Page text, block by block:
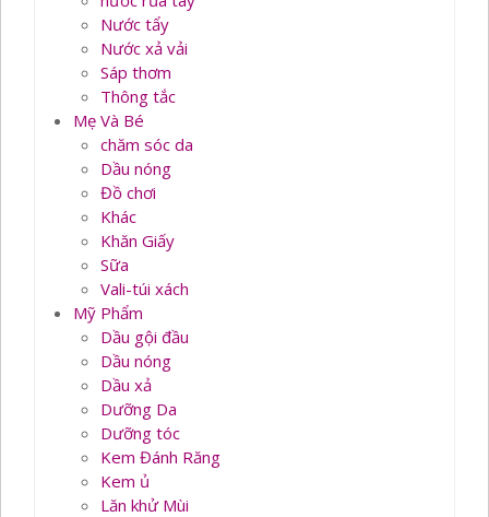
Nước tẩy
Nước xả vải
Sáp thơm
Thông tắc
Mẹ Và Bé
chăm sóc da
Dầu nóng
Đồ chơi
Khác
Khăn Giấy
Sữa
Vali-túi xách
Mỹ Phẩm
Dầu gội đầu
Dầu nóng
Dầu xả
Dưỡng Da
Dưỡng tóc
Kem Đánh Răng
Kem ủ
Lăn khử Mùi